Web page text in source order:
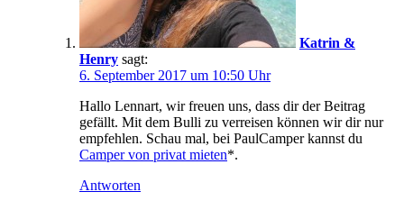
Katrin &
Henry sagt:
6. September 2017 um 10:50 Uhr
Hallo Lennart, wir freuen uns, dass dir der Beitrag
gefällt. Mit dem Bulli zu verreisen können wir dir nur
empfehlen. Schau mal, bei PaulCamper kannst du
Camper von privat mieten*.
Antworten